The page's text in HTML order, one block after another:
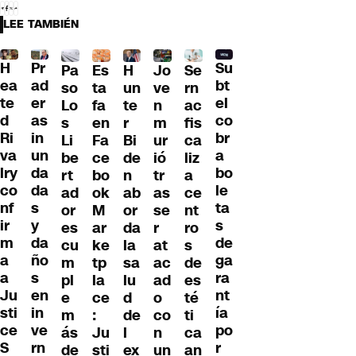
LEE TAMBIÉN
H
ea
te
d
Ri
va
lry
co
nf
ir
m
a
a
Ju
sti
ce
S
Pr
ad
er
as
in
un
da
da
s
y
da
ño
s
en
in
ve
rn
Pa
so
Lo
s
Li
be
rt
ad
or
es
cu
m
pl
e
m
ás
de
Es
ta
fa
en
Fa
ce
bo
ok
M
ar
ke
tp
la
ce
:
Ju
sti
H
un
te
r
Bi
de
n
ab
or
da
la
sa
lu
d
de
l
ex
Jo
ve
n
m
ur
ió
tr
as
se
r
at
ac
ad
o
co
n
un
Se
rn
ac
fis
ca
liz
a
ce
nt
ro
s
de
es
té
ti
ca
an
Su
bt
el
co
br
a
bo
le
ta
s
de
ga
ra
nt
ía
po
r